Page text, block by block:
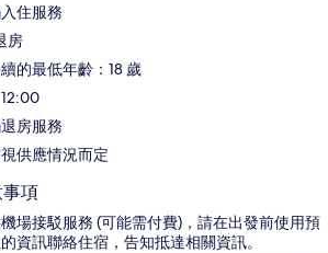
住服務
房
的最低年齡：18 歲
房服務
供應情況而定
事項
場接駁服務 (可能需付費)，請在出發前使用預
資訊聯絡住宿，告知抵達相關資訊。